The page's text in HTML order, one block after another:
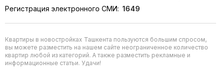
Регистрация электронного СМИ: 1649
Квартиры в новостройках Ташкента пользуются большим спросом,
вы можете разместить на нашем сайте неограниченное количество
квартир любой из категорий. А также разместить рекламные и
информационные статьи. Удачи!